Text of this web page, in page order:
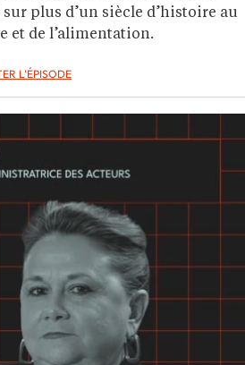
plus d’un siècle d’histoire au
et de l’alimentation.
L'ÉPISODE